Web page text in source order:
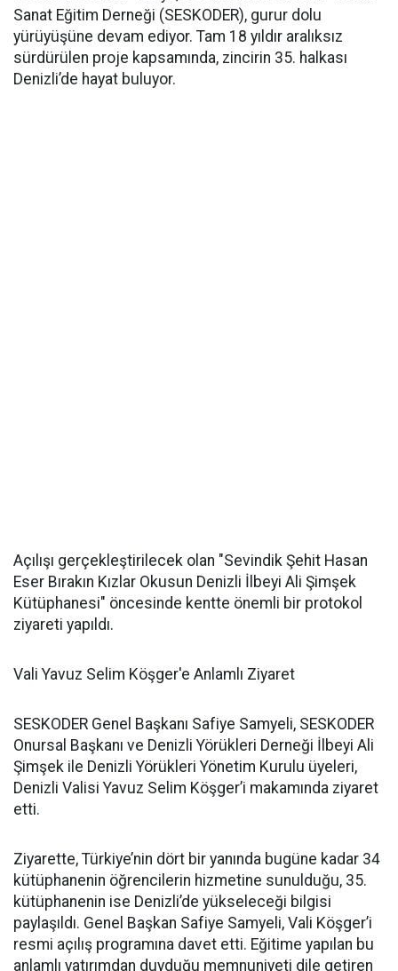
Sanat Eğitim Derneği (SESKODER), gurur dolu
yürüyüşüne devam ediyor. Tam 18 yıldır aralıksız
sürdürülen proje kapsamında, zincirin 35. halkası
Denizli’de hayat buluyor.
Açılışı gerçekleştirilecek olan "Sevindik Şehit Hasan
Eser Bırakın Kızlar Okusun Denizli İlbeyi Ali Şimşek
Kütüphanesi" öncesinde kentte önemli bir protokol
ziyareti yapıldı.
Vali Yavuz Selim Köşger'e Anlamlı Ziyaret
SESKODER Genel Başkanı Safiye Samyeli, SESKODER
Onursal Başkanı ve Denizli Yörükleri Derneği İlbeyi Ali
Şimşek ile Denizli Yörükleri Yönetim Kurulu üyeleri,
Denizli Valisi Yavuz Selim Köşger’i makamında ziyaret
etti.
Ziyarette, Türkiye’nin dört bir yanında bugüne kadar 34
kütüphanenin öğrencilerin hizmetine sunulduğu, 35.
kütüphanenin ise Denizli’de yükseleceği bilgisi
paylaşıldı. Genel Başkan Safiye Samyeli, Vali Köşger’i
resmi açılış programına davet etti. Eğitime yapılan bu
anlamlı yatırımdan duyduğu memnuniyeti dile getiren